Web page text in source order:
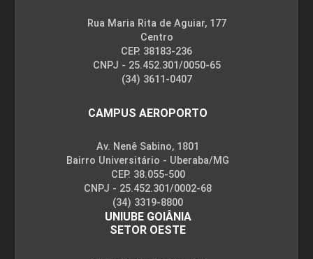
Rua Maria Rita de Aguiar, 177
Centro
CEP. 38183-236
CNPJ - 25.452.301/0050-65
(34) 3611-0407
CAMPUS AEROPORTO
Av. Nenê Sabino, 1801
Bairro Universitário - Uberaba/MG
CEP. 38.055-500
CNPJ - 25.452.301/0002-68
(34) 3319-8800
UNIUBE GOIÂNIA
SETOR OESTE